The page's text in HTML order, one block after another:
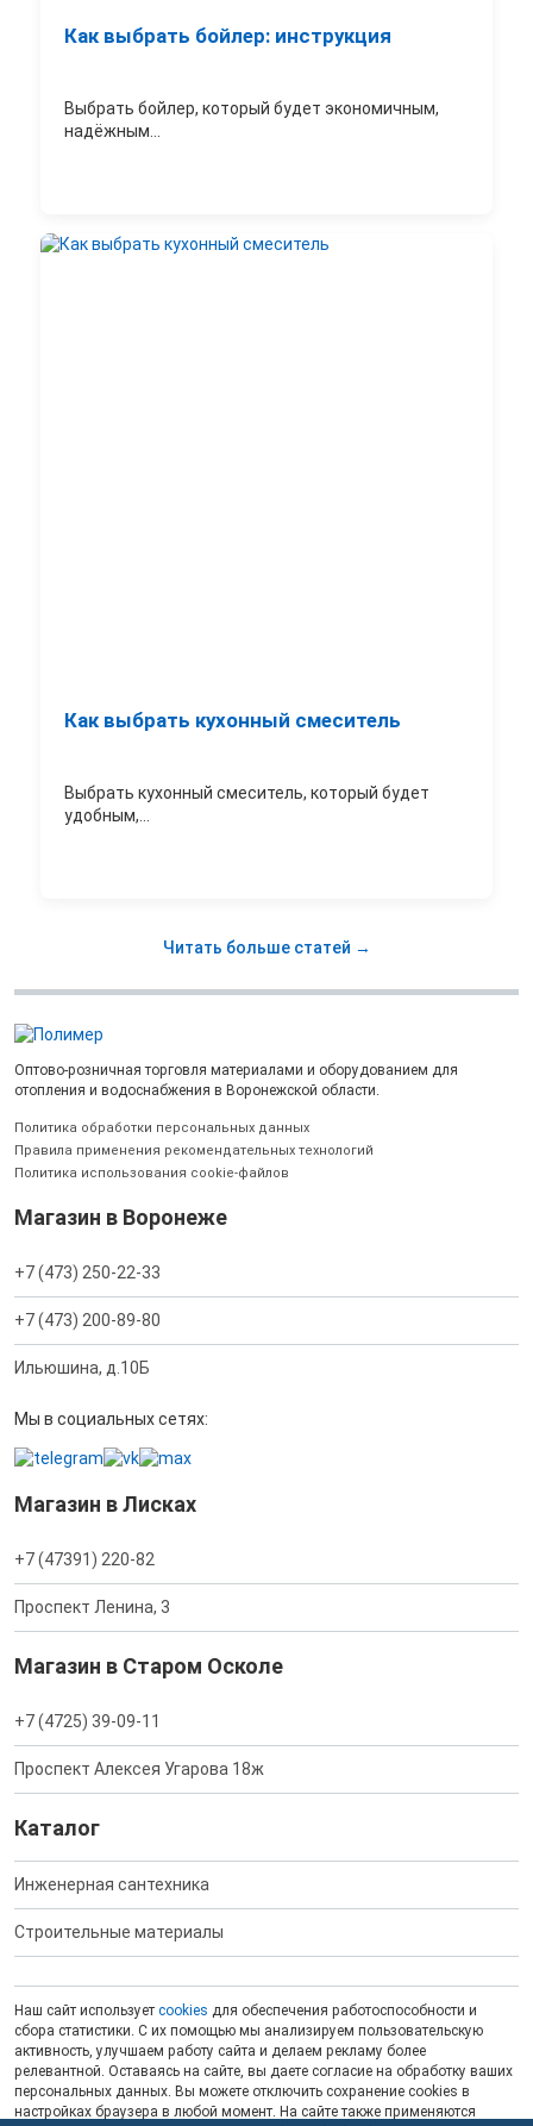
Как выбрать бойлер: инструкция
Выбрать бойлер, который будет экономичным,
надёжным...
Как выбрать кухонный смеситель
Выбрать кухонный смеситель, который будет
удобным,...
Читать больше статей →
Оптово-розничная торговля материалами и оборудованием для
отопления и водоснабжения в Воронежской области.
Политика обработки персональных данных
Правила применения рекомендательных технологий
Политика использования cookie-файлов
Магазин в Воронеже
+7 (473) 250-22-33
+7 (473) 200-89-80
Ильюшина, д.10Б
Мы в социальных сетях:
Магазин в Лисках
+7 (47391) 220-82
Проспект Ленина, 3
Магазин в Старом Осколе
+7 (4725) 39-09-11
Проспект Алексея Угарова 18ж
Каталог
Инженерная сантехника
Строительные материалы
Наш сайт использует cookies для обеспечения работоспособности и
сбора статистики. С их помощью мы анализируем пользовательскую
активность, улучшаем работу сайта и делаем рекламу более
релевантной. Оставаясь на сайте, вы даете согласие на обработку ваших
персональных данных. Вы можете отключить сохранение cookies в
настройках браузера в любой момент. На сайте также применяются